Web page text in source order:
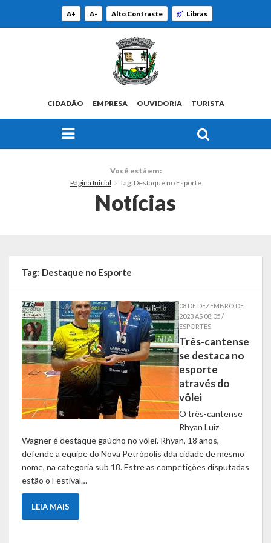
A+ A- Alto Contraste Libras
CIDADÃO EMPRESA OUVIDORIA TURISTA
Estatísticas
Governo
Administração
Ex-Administradores
Secretarias
Desenvolvimento Econômico
Desenvolvimento Social
Educação, Cultura, Turismo, Desporto e Lazer
Você está em:
Página Inicial
Tag: Destaque no Esporte
Notícias
Tag: Destaque no Esporte
08 DE DEZEMBRO DE
2023 AS 08:05 /
ESPORTES
Três-cantense
se destaca no
esporte
através do
vôlei
O três-cantense
Rhyan Luiz
Wagner é destaque gaúcho no vôlei. Rhyan, 18 anos,
defende a equipe do Nova Petrópolis dda cidade de mesmo
nome, na categoria sub 18. Estre as competições disputadas
estão o Festival…
LEIA MAIS